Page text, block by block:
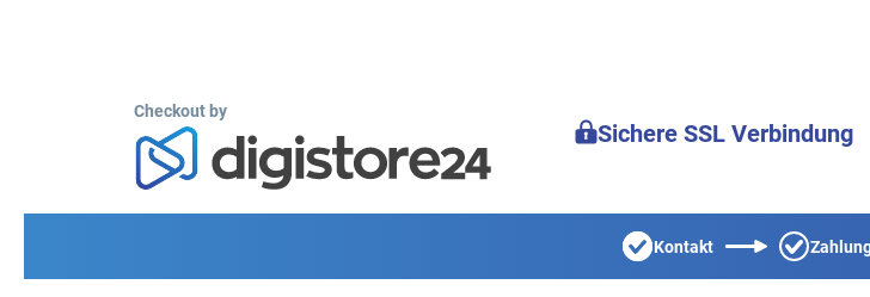
Checkout by
Sichere SSL Verbindung
Kontakt